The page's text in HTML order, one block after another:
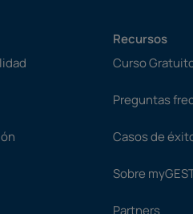
Recursos
Curso
Preguntas
Casos de
Sobre